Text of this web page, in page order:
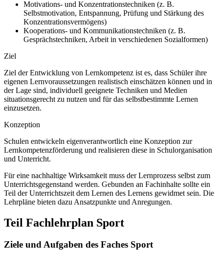
Motivations- und Konzentrationstechniken (z. B.
Selbstmotivation, Entspannung, Prüfung und Stärkung des
Konzentrationsvermögens)
Kooperations- und Kommunikationstechniken (z. B.
Gesprächstechniken, Arbeit in verschiedenen Sozialformen)
Ziel
Ziel der Entwicklung von Lernkompetenz ist es, dass Schüler ihre
eigenen Lernvoraussetzungen realistisch einschätzen können und in
der Lage sind, individuell geeignete Techniken und Medien
situationsgerecht zu nutzen und für das selbstbestimmte Lernen
einzusetzen.
Konzeption
Schulen entwickeln eigenverantwortlich eine Konzeption zur
Lernkompetenzförderung und realisieren diese in Schulorganisation
und Unterricht.
Für eine nachhaltige Wirksamkeit muss der Lernprozess selbst zum
Unterrichtsgegenstand werden. Gebunden an Fachinhalte sollte ein
Teil der Unterrichtszeit dem Lernen des Lernens gewidmet sein. Die
Lehrpläne bieten dazu Ansatzpunkte und Anregungen.
Teil Fachlehrplan Sport
Ziele und Aufgaben des Faches Sport